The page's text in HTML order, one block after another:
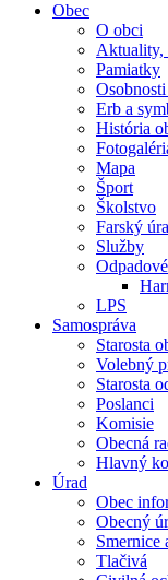
Obec
O obci
Aktuality,
Pamiatky
Erb a
História
Mapa
Šport
Školstvo
Farský
Služby
LPS
Samospráva
Starosta
Volebný
Starosta
Poslanci
Komisie
Obecná
Hlavný
Úrad
Obec
Obecný
Smernice
Tlačivá